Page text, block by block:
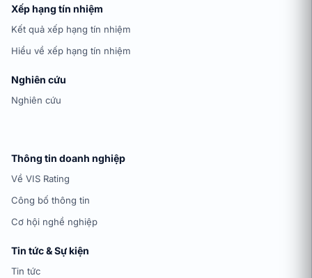
Xếp hạng tín nhiệm
Kết quả xếp hạng tín nhiệm
Hiểu về xếp hạng tín nhiệm
Nghiên cứu
Nghiên cứu
Thông tin doanh nghiệp
Về VIS Rating
Công bố thông tin
Cơ hội nghề nghiệp
Tin tức & Sự kiện
Tin tức